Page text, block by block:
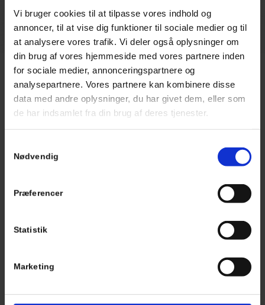
Vi bruger cookies til at tilpasse vores indhold og
annoncer, til at vise dig funktioner til sociale medier og til
at analysere vores trafik. Vi deler også oplysninger om
din brug af vores hjemmeside med vores partnere inden
for sociale medier, annonceringspartnere og
analysepartnere. Vores partnere kan kombinere disse
data med andre oplysninger, du har givet dem, eller som
de har indsamlet fra din brug af deres tjenester.
Nødvendig
Præferencer
Statistik
Marketing
Adresse
Renex Terrazzo – Og Gulvrenovering Aps
2605 Brøndby
36 46 01 44
Åbningstider